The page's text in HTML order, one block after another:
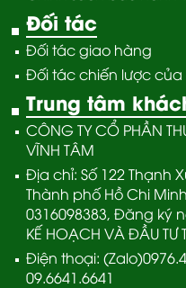
Đối tác
Đối tác giao hàng
Đối tác chiến lược
Trung tâm
CÔNG TY CỔ PHẦN
VĨNH TÂM
Địa chỉ: Số 122 Thạnh
Thành phố Hồ Chi
0316098383, Đăng ký
KẾ HOẠCH VÀ ĐẦU TƯ
Điện thoại:
09.6641.6641